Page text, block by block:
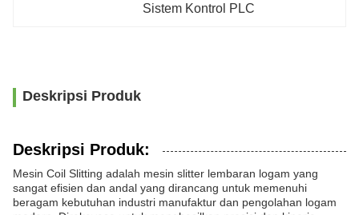
Sistem Kontrol PLC
Deskripsi Produk
Deskripsi Produk:
Mesin Coil Slitting adalah mesin slitter lembaran logam yang
sangat efisien dan andal yang dirancang untuk memenuhi
beragam kebutuhan industri manufaktur dan pengolahan logam